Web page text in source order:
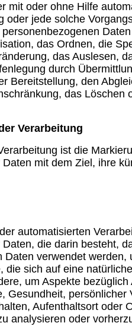
mit oder ohne Hilfe
oder jede solche
das Ordnen, die
das Auslesen,
durch
Bereitstellung, den
das Löschen
Verarbeitung
ist die
mit dem Ziel, ihre
automatisierten
die darin besteht,
Daten verwendet werden,
die sich auf eine
um Aspekte
Gesundheit, persönlicher
Aufenthaltsort oder
analysieren oder